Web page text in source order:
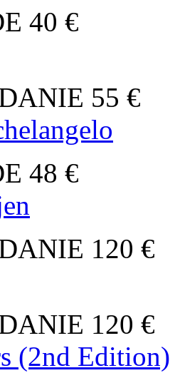
40 €
55 €
48 €
120 €
120 €
(2nd Edition)